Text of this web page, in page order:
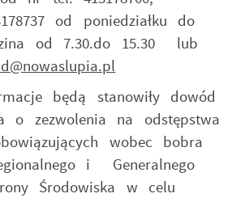
od poniedziałku do
od 7.30.do 15.30 lub
będą stanowiły dowód
o zezwolenia na odstępstwa
wobec bobra
i Generalnego
Środowiska w celu